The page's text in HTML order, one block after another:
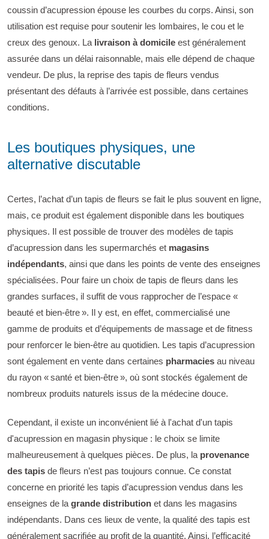
coussin d’acupression épouse les courbes du corps. Ainsi, son
utilisation est requise pour soutenir les lombaires, le cou et le
creux des genoux. La livraison à domicile est généralement
assurée dans un délai raisonnable, mais elle dépend de chaque
vendeur. De plus, la reprise des tapis de fleurs vendus
présentant des défauts à l’arrivée est possible, dans certaines
conditions.
Les boutiques physiques, une
alternative discutable
Certes, l’achat d’un tapis de fleurs se fait le plus souvent en ligne,
mais, ce produit est également disponible dans les boutiques
physiques. Il est possible de trouver des modèles de tapis
d’acupression dans les supermarchés et magasins
indépendants, ainsi que dans les points de vente des enseignes
spécialisées. Pour faire un choix de tapis de fleurs dans les
grandes surfaces, il suffit de vous rapprocher de l’espace «
beauté et bien-être ». Il y est, en effet, commercialisé une
gamme de produits et d’équipements de massage et de fitness
pour renforcer le bien-être au quotidien. Les tapis d’acupression
sont également en vente dans certaines pharmacies au niveau
du rayon « santé et bien-être », où sont stockés également de
nombreux produits naturels issus de la médecine douce.
Cependant, il existe un inconvénient lié à l'achat d'un tapis
d'acupression en magasin physique : le choix se limite
malheureusement à quelques pièces. De plus, la provenance
des tapis de fleurs n’est pas toujours connue. Ce constat
concerne en priorité les tapis d’acupression vendus dans les
enseignes de la grande distribution et dans les magasins
indépendants. Dans ces lieux de vente, la qualité des tapis est
généralement sacrifiée au profit de la quantité. Ainsi, l’efficacité